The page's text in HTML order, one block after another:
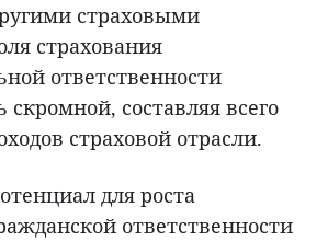
страховыми
страхования
ответственности
скромной, составляя всего
страховой отрасли.
для роста
ответственности